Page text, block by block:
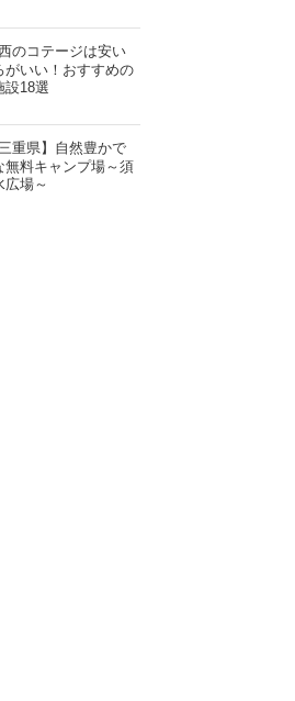
のコテージは安い
がいい！おすすめの
設18選
三重県】自然豊かで
無料キャンプ場～須
広場～